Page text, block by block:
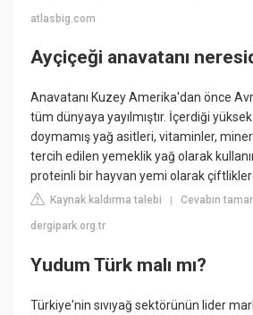
atlasbig.com
Ayçiçeği anavatanı
Anavatanı Kuzey Amerika'dan önce
tüm dünyaya yayılmıştır. İçerdiği
doymamış yağ asitleri, vitaminler,
tercih edilen yemeklik yağ olarak
proteinli bir hayvan yemi olarak
Kaynak kaldırma talebi |Cevabın
dergipark.org.tr
Yudum Türk malı mı?
Türkiye'nin sıvıyağ sektörünün lider